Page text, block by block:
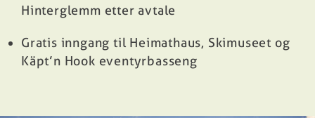
Hinterglemm etter avtale
Gratis inngang til Heimathaus, Skimuseet og
Käpt’n Hook eventyrbasseng